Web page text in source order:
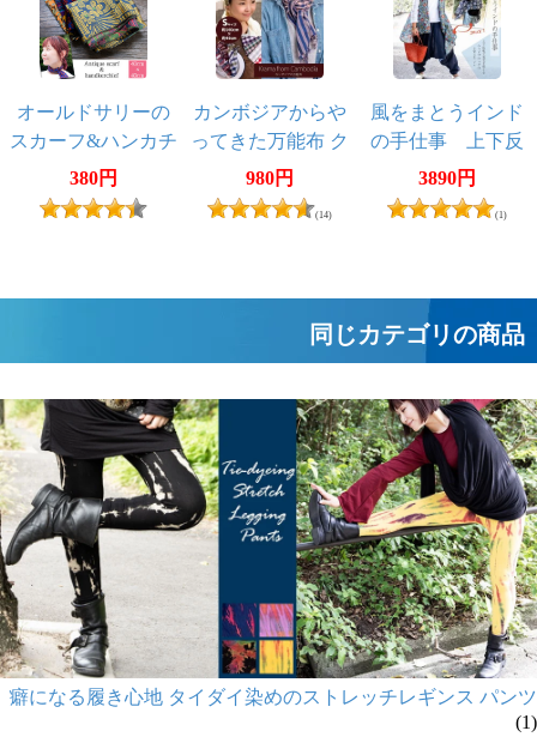
オールドサリーの
スカーフ&ハンカチ
約40cm×約40cm
380円
カンボジアからや
ってきた万能布 ク
ロマーSサイズ【約
40cm×130-160cm】
980円
(14)
風をまとうインド
の手仕事 上下反
転で着回し無限
大！2WAYウッドブ
ロック・ジレ
3890円
(1)
同じカテゴリの商品
癖になる履き心地 タイダイ染めのストレッチレギンス パンツ
(1)